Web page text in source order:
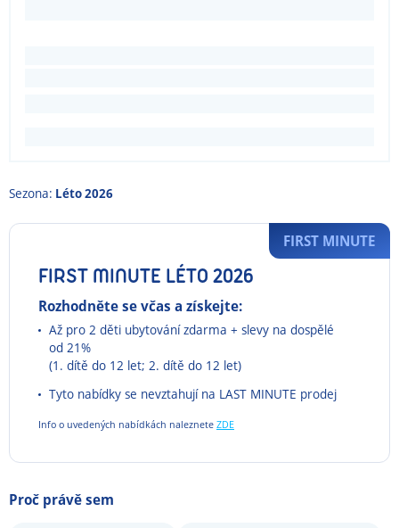
Sezona: Léto 2026
FIRST MINUTE LÉTO 2026
Rozhodněte se včas a získejte:
Až pro 2 děti ubytování zdarma + slevy na dospělé
od 21%
(1. dítě do 12 let; 2. dítě do 12 let)
Tyto nabídky se nevztahují na LAST MINUTE prodej
Info o uvedených nabídkách naleznete ZDE
FIRST MINUTE
Proč právě sem